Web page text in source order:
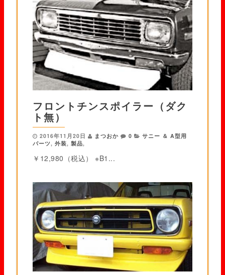
フロントチンスポイラー（ダク
ト無）
2016年11月20日 まつおか 0
サニー ＆ A型用
パーツ , 外装, 製品,
￥12,980（税込） ※B1...